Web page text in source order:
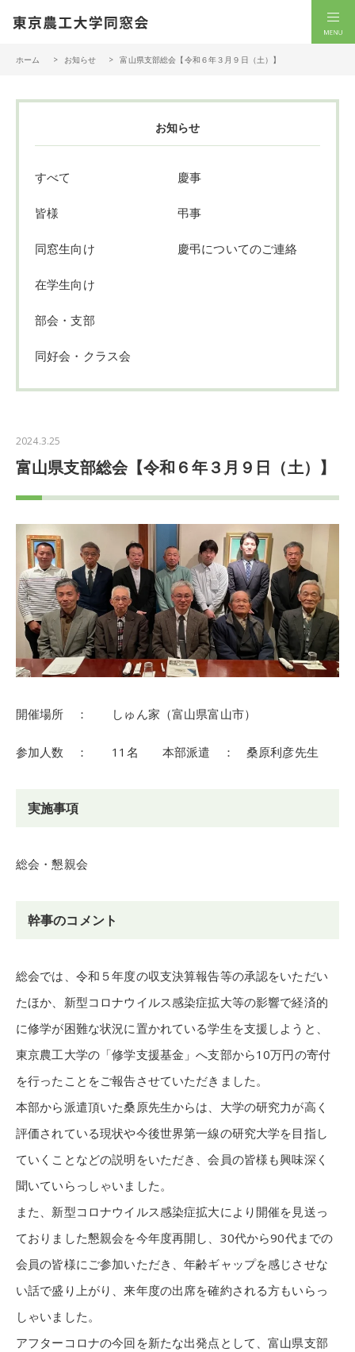
ホーム お知らせ 富山県支部総会【令和６年３月９日（土）】
お知らせ
すべて
皆様
同窓生向け
在学生向け
部会・支部
同好会・クラス会
慶事
弔事
慶弔についてのご連絡
2024.3.25
富山県支部総会【令和６年３月９日（土）】
開催場所 ： しゅん家（富山県富山市）
参加人数 ： 11名 本部派遣 ： 桑原利彦先生
実施事項
総会・懇親会
幹事のコメント
総会では、令和５年度の収支決算報告等の承認をいただい
たほか、新型コロナウイルス感染症拡大等の影響で経済的
に修学が困難な状況に置かれている学生を支援しようと、
東京農工大学の「修学支援基金」へ支部から10万円の寄付
を行ったことをご報告させていただきました。
本部から派遣頂いた桑原先生からは、大学の研究力が高く
評価されている現状や今後世界第一線の研究大学を目指し
ていくことなどの説明をいただき、会員の皆様も興味深く
聞いていらっしゃいました。
また、新型コロナウイルス感染症拡大により開催を見送っ
ておりました懇親会を今年度再開し、30代から90代までの
会員の皆様にご参加いただき、年齢ギャップを感じさせな
い話で盛り上がり、来年度の出席を確約される方もいらっ
しゃいました。
アフターコロナの今回を新たな出発点として、富山県支部